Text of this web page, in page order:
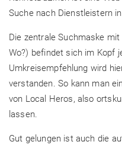
Suche nach Dienstleistern
Die zentrale Suchmaske
Wo?) befindet sich im Kopf
Umkreisempfehlung wird
verstanden. So kann man
von Local Heros, also
lassen.
Gut gelungen ist auch die